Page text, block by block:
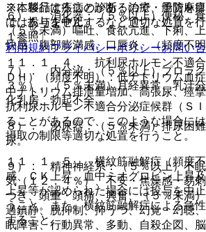
６）． 消化器：（５％以上）便秘、
（５％未満）嘔吐、食欲亢進、下痢、
快感、腹部膨満感、口唇炎、（頻度不明
７）． 内分泌：（５％以上）プロラク
３％）、（５％未満）月経異常、乳汁
化乳房、勃起不全。
８）． 泌尿器：（５％未満）排尿困
尿。
９）． 精神神経系：（５％以上）不
気（１２．４％）、不安・焦燥感・易
つき、頭重・頭痛、興奮、（５％未満
過鎮静、脱抑制、抑うつ、幻覚・幻聴
眠障害、行動異常、多動、自殺企図、
スに移行することがあるので、腸管麻
は、投与を中止するなど適切な処置を
１参照〕。
１１．１．４． 抗利尿ホルモン不適
ＤＨ）（頻度不明）：低ナトリウム血
中ナトリウム排泄量増加、高張尿、痙
抗利尿ホルモン不適合分泌症候群（Ｓ
ることがあるので、このような場合に
摂取の制限等適切な処置を行うこと。
１１．１．５． 横紋筋融解症（頻度
感、ＣＫ上昇、血中ミオグロビン上昇
上昇等が認められた場合には投与を中
うこと。また、横紋筋融解症による急
すること。
※本製品は疾病の診断・治療・予防を
ではありません。
利用規約プライバシーポリシーお問い